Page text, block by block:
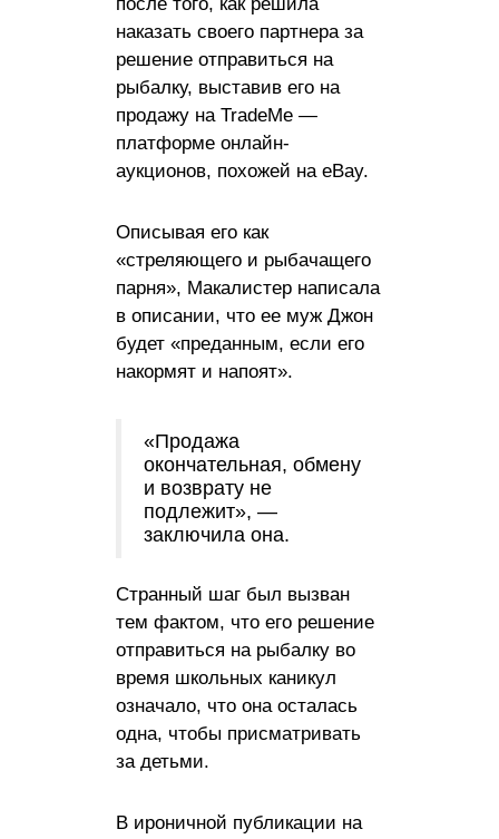
наказать своего партнера за
решение отправиться на
рыбалку, выставив его на
продажу на TradeMe —
платформе онлайн-
аукционов, похожей на eBay.
Описывая его как
«стреляющего и рыбачащего
парня», Макалистер написала
в описании, что ее муж Джон
будет «преданным, если его
накормят и напоят».
«Продажа
окончательная, обмену
и возврату не
подлежит», —
заключила она.
Странный шаг был вызван
тем фактом, что его решение
отправиться на рыбалку во
время школьных каникул
означало, что она осталась
одна, чтобы присматривать
за детьми.
В ироничной публикации на